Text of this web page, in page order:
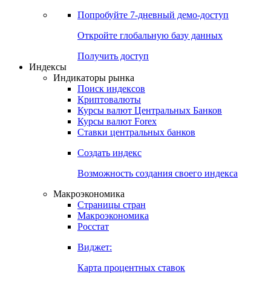
Попробуйте 7-дневный демо-доступ
Откройте глобальную базу данных
Получить доступ
Индексы
Индикаторы рынка
Поиск индексов
Криптовалюты
Курсы валют Центральных Банков
Курсы валют Forex
Ставки центральных банков
Создать индекс
Возможность создания своего индекса
Макроэкономика
Страницы стран
Макроэкономика
Росстат
Виджет:
Карта процентных ставок